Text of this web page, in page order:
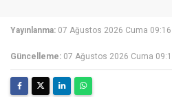
Yayınlanma: 07 Ağustos 2026 Cuma 09:16
Güncelleme: 07 Ağustos 2026 Cuma